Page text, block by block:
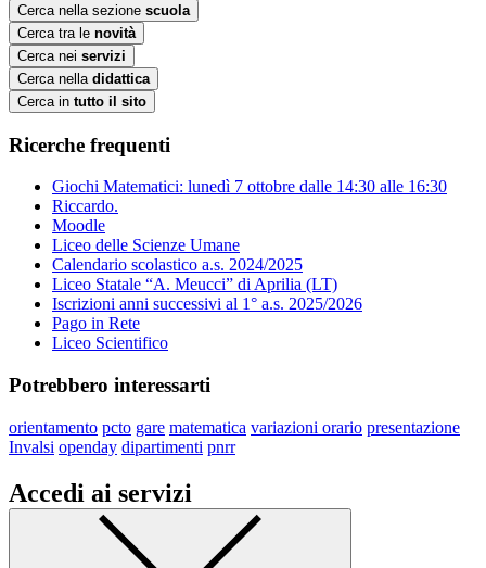
Cerca nella sezione scuola
Cerca tra le novità
Cerca nei servizi
Cerca nella didattica
Cerca in tutto il sito
Ricerche frequenti
Giochi Matematici: lunedì 7 ottobre dalle 14:30 alle 16:30
Riccardo.
Moodle
Liceo delle Scienze Umane
Calendario scolastico a.s. 2024/2025
Liceo Statale “A. Meucci” di Aprilia (LT)
Iscrizioni anni successivi al 1° a.s. 2025/2026
Pago in Rete
Liceo Scientifico
Potrebbero interessarti
orientamento pcto gare matematica variazioni orario presentazione
Invalsi openday dipartimenti pnrr
Accedi ai servizi